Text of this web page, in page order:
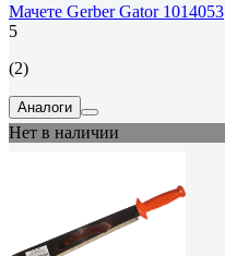
Мачете Gerber Gator 1014053
5
(2)
Аналоги
Нет в наличии